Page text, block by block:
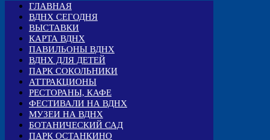
ГЛАВНАЯ
ВДНХ СЕГОДНЯ
ВЫСТАВКИ
КАРТА ВДНХ
ПАВИЛЬОНЫ ВДНХ
ВДНХ ДЛЯ ДЕТЕЙ
ПАРК СОКОЛЬНИКИ
АТТРАКЦИОНЫ
РЕСТОРАНЫ, КАФЕ
ФЕСТИВАЛИ НА ВДНХ
МУЗЕИ НА ВДНХ
БОТАНИЧЕСКИЙ САД
ПАРК ОСТАНКИНО